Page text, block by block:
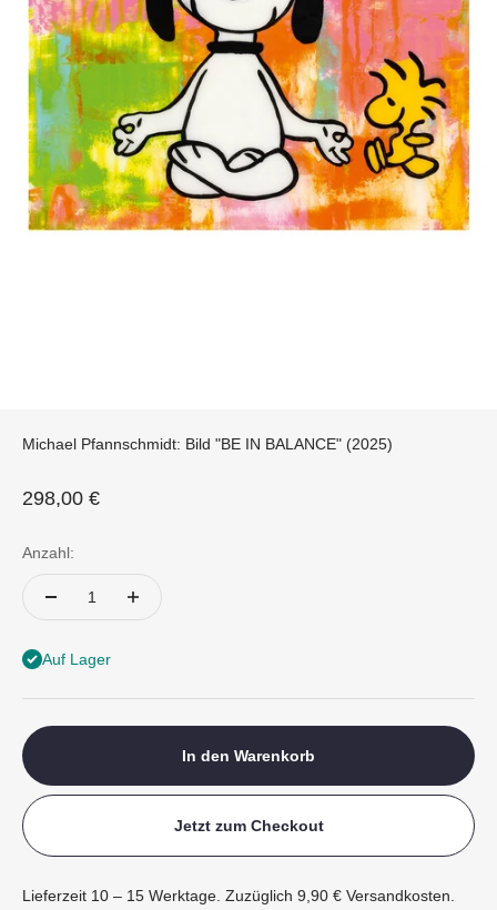
Michael Pfannschmidt: Bild "BE IN BALANCE" (2025)
Angebot
298,00 €
Anzahl:
Auf Lager
In den Warenkorb
Jetzt zum Checkout
Lieferzeit 10 – 15 Werktage. Zuzüglich 9,90 € Versandkosten.